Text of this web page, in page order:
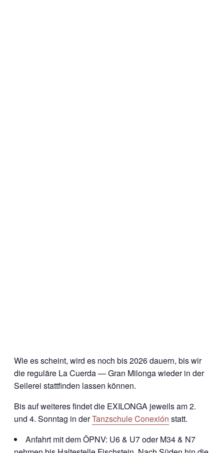
Wie es scheint, wird es noch bis 2026 dauern, bis wir
die reguläre La Cuerda — Gran Milonga wieder in der
Seilerei stattfinden lassen können.
Bis auf weiteres findet die EXILONGA jeweils am 2.
und 4. Sonntag in derTanzschule Conexión statt.
Anfahrt mit dem ÖPNV: U6 & U7 oder M34 & N7